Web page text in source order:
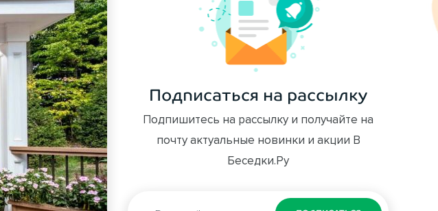
Подписаться на рассылку
Подпишитесь на рассылку и получайте на
почту актуальные новинки и акции В
Беседки.Ру